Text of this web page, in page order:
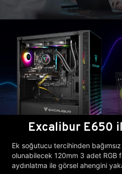
Excalibur E650
Ek soğutucu tercihinden
olunabilecek 120mm 3 adet RGB
aydınlatma ile görsel ahengini